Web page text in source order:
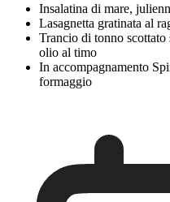
Insalatina di mare,
Lasagnetta gratinata al
Trancio di tonno scottato
olio al timo
In accompagnamento
formaggio